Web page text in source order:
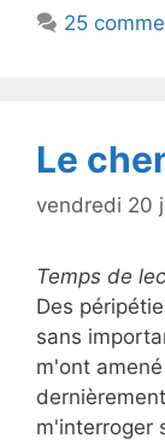
o
25
Le
vendredi 20
Temps de
Des
sans
m'ont amené
m'interroger